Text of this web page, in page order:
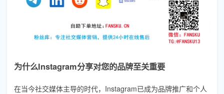
为什么Instagram分享对您的品牌至关重要
在当今社交媒体主导的时代，Instagram已成为品牌推广和个人